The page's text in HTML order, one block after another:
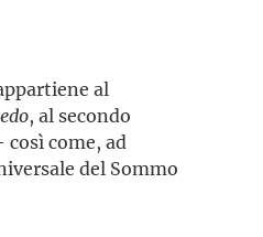
al
, al secondo
come, ad
del Sommo